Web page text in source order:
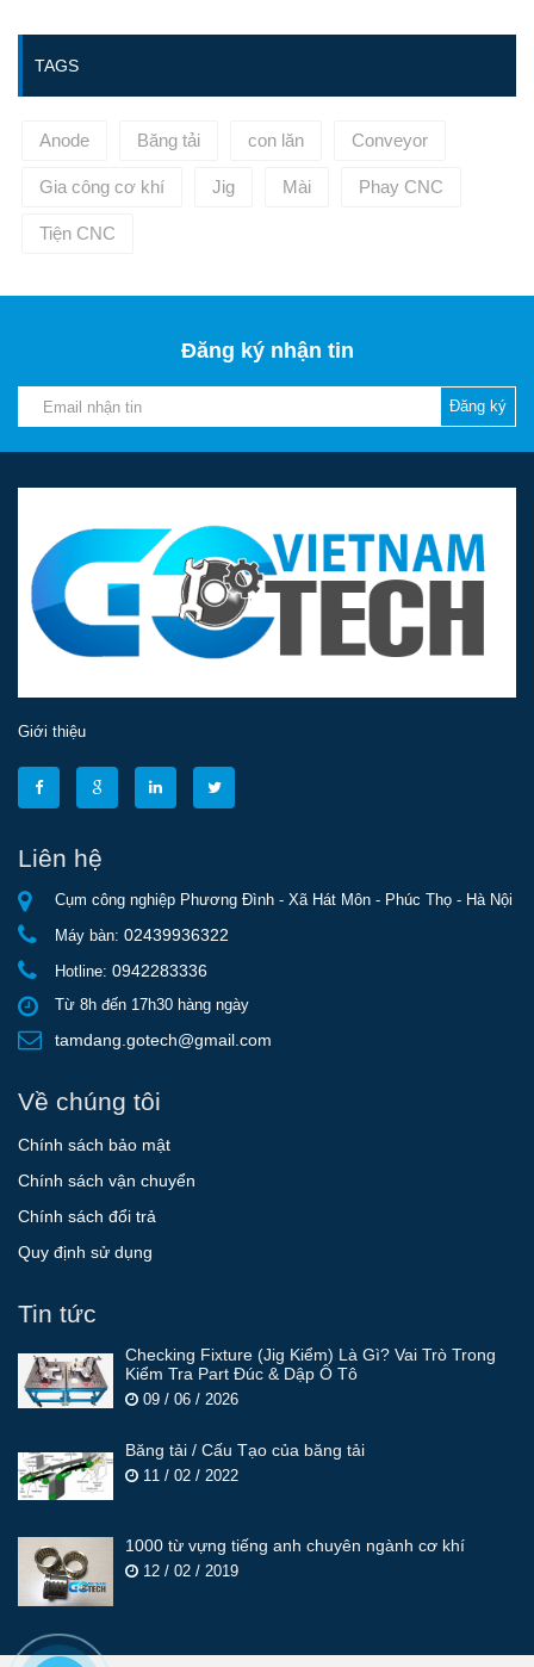
TAGS
Anode Băng tải con lăn Conveyor
Gia công cơ khí Jig Mài Phay CNC
Tiện CNC
Đăng ký nhận tin
Đăng ký
Giới thiệu
Liên hệ
Cụm công nghiệp Phương Đình - Xã Hát Môn - Phúc Thọ - Hà Nội
Máy bàn: 02439936322
Hotline: 0942283336
Từ 8h đến 17h30 hàng ngày
tamdang.gotech@gmail.com
Về chúng tôi
Chính sách bảo mật
Chính sách vận chuyển
Chính sách đổi trả
Quy định sử dụng
Tin tức
Checking Fixture (Jig Kiểm) Là Gì? Vai Trò Trong
Kiểm Tra Part Đúc & Dập Ô Tô
09 / 06 / 2026
Băng tải / Cấu Tạo của băng tải
11 / 02 / 2022
1000 từ vựng tiếng anh chuyên ngành cơ khí
12 / 02 / 2019